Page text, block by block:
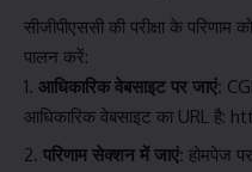
सीजीपीएससी की परीक्षा के
पालन करें:
आधिकारिक वेबसाइट पर जाएं:
आधिकारिक वेबसाइट का URL है:
परिणाम सेक्शन में जाएं: होमपेज